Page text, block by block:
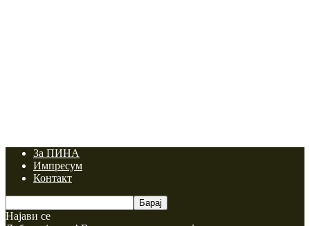
За ПИНА
Импресум
Контакт
Најави се